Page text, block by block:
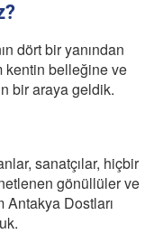
dört bir yanından
kentin belleğine ve
bir araya geldik.
sanatçılar, hiçbir
gönüllüler ve
Antakya Dostları